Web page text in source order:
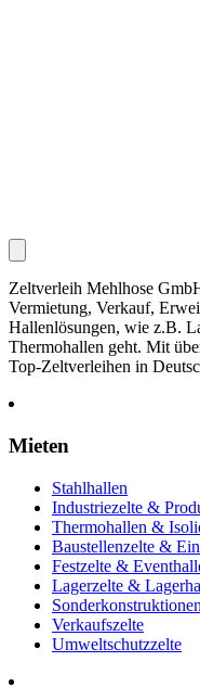
Zeltverleih Mehlhose
Vermietung, Verkauf,
Hallenlösungen, wie z.B.
Thermohallen geht. Mit
Top-Zeltverleihen in
Mieten
Stahlhallen
Industriezelte &
Thermohallen &
Baustellenzelte &
Festzelte &
Lagerzelte &
Sonderkonstruktionen
Verkaufszelte
Umweltschutzzelte